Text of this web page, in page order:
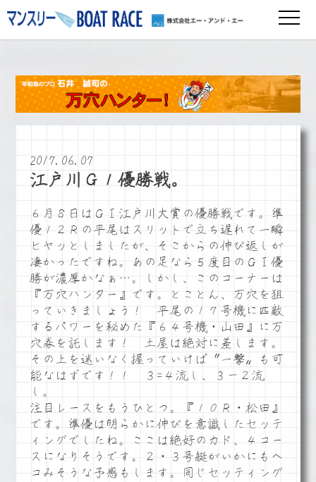
2017.06.07
江戸川Ｇ１優勝戦。
６月８日はＧⅠ江戸川大賞の優勝戦です。準
優１２Ｒの平尾はスリットで立ち遅れて一瞬
ヒヤッとしましたが、そこからの伸び返しが
凄かったですね。あの足なら５度目のＧⅠ優
勝が濃厚かなぁ…。しかし、このコーナーは
『万穴ハンター』です。とことん、万穴を狙
っていきましょう！ 平尾の１７号機に匹敵
するパワーを秘めた『６４号機・山田』に万
穴券を託します！ 土屋は絶対に差します。
その上を迷いなく握っていけば〝一撃〟も可
能なはずです！！ ３=４流し、３－２流
し。
注目レースをもうひとつ。『１０Ｒ・松田』
です。準優は明らかに伸びを意識したセッテ
ィングでしたね。ここは絶好のカド、４コー
スになりそうです。２・３号艇がいかにもヘ
コみそうな予感もします。同じセッティング